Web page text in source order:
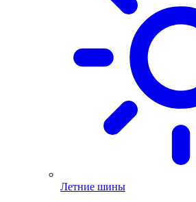
Летние шины